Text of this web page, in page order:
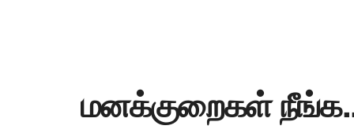
மனக்குறைகள்